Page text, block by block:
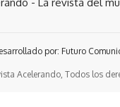
Acelerando, Todos los
por: Futuro